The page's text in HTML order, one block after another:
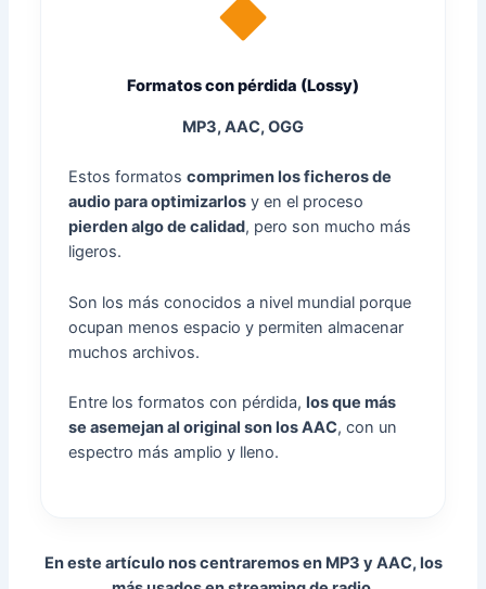
Formatos con pérdida (Lossy)
MP3, AAC, OGG
Estos formatoscomprimen los ficheros de
audio para optimizarlos y en el proceso
pierden algo de calidad, pero son mucho más
ligeros.
Son los más conocidos a nivel mundial porque
ocupan menos espacio y permiten almacenar
muchos archivos.
Entre los formatos con pérdida,los que más
se asemejan al original son los AAC, con un
espectro más amplio y lleno.
En este artículo nos centraremos en MP3 y AAC, los